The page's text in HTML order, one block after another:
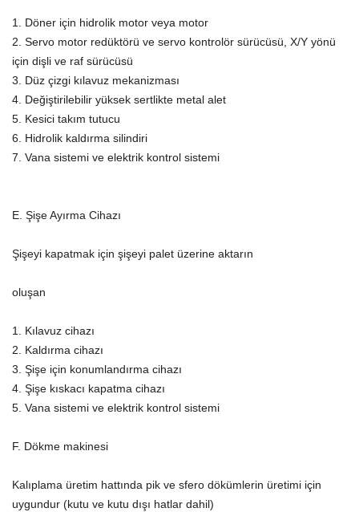
1. Döner için hidrolik motor veya motor
2. Servo motor redüktörü ve servo kontrolör sürücüsü, X/Y yönü
için dişli ve raf sürücüsü
3. Düz çizgi kılavuz mekanizması
4. Değiştirilebilir yüksek sertlikte metal alet
5. Kesici takım tutucu
6. Hidrolik kaldırma silindiri
7. Vana sistemi ve elektrik kontrol sistemi
E. Şişe Ayırma Cihazı
Şişeyi kapatmak için şişeyi palet üzerine aktarın
oluşan
1. Kılavuz cihazı
2. Kaldırma cihazı
3. Şişe için konumlandırma cihazı
4. Şişe kıskacı kapatma cihazı
5. Vana sistemi ve elektrik kontrol sistemi
F. Dökme makinesi
Kalıplama üretim hattında pik ve sfero dökümlerin üretimi için
uygundur (kutu ve kutu dışı hatlar dahil)